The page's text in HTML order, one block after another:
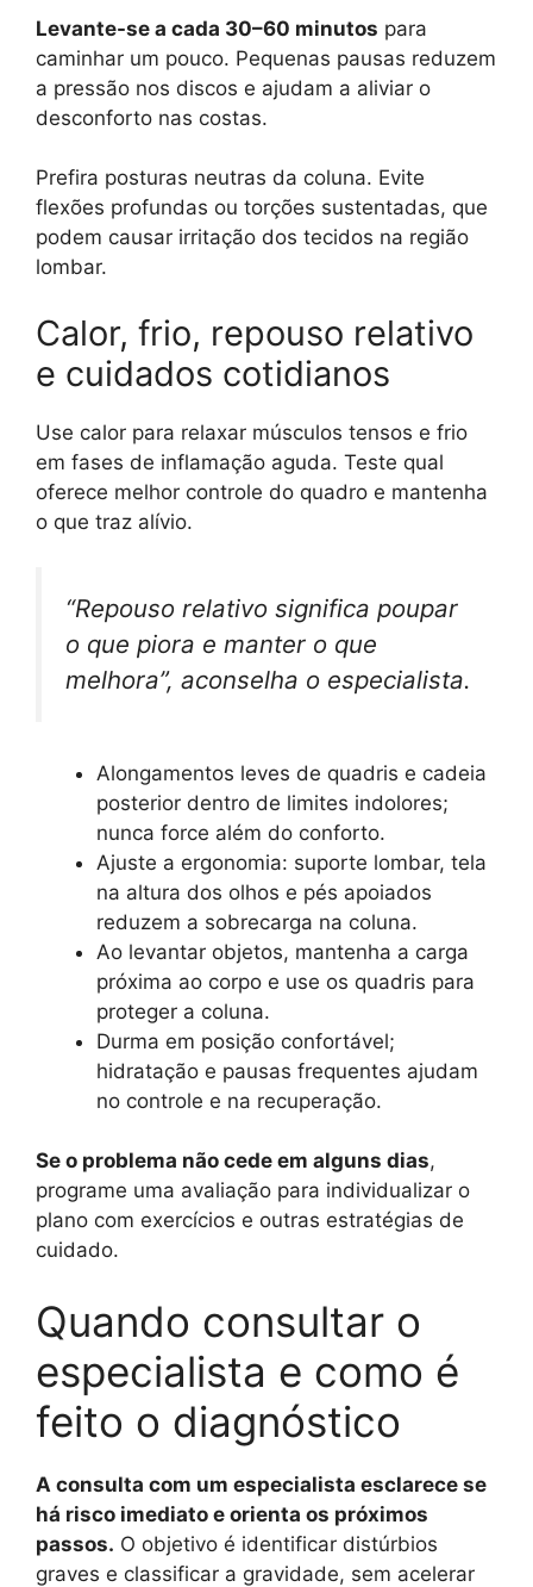
Levante-se a cada 30–60 minutos para
caminhar um pouco. Pequenas pausas reduzem
a pressão nos discos e ajudam a aliviar o
desconforto nas costas.
Prefira posturas neutras da coluna. Evite
flexões profundas ou torções sustentadas, que
podem causar irritação dos tecidos na região
lombar.
Calor, frio, repouso relativo
e cuidados cotidianos
Use calor para relaxar músculos tensos e frio
em fases de inflamação aguda. Teste qual
oferece melhor controle do quadro e mantenha
o que traz alívio.
“Repouso relativo significa poupar
o que piora e manter o que
melhora”, aconselha o especialista.
Alongamentos leves de quadris e cadeia
posterior dentro de limites indolores;
nunca force além do conforto.
Ajuste a ergonomia: suporte lombar, tela
na altura dos olhos e pés apoiados
reduzem a sobrecarga na coluna.
Ao levantar objetos, mantenha a carga
próxima ao corpo e use os quadris para
proteger a coluna.
Durma em posição confortável;
hidratação e pausas frequentes ajudam
no controle e na recuperação.
Se o problema não cede em alguns dias,
programe uma avaliação para individualizar o
plano com exercícios e outras estratégias de
cuidado.
Quando consultar o
especialista e como é
feito o diagnóstico
A consulta com um especialista esclarece se
há risco imediato e orienta os próximos
passos. O objetivo é identificar distúrbios
graves e classificar a gravidade, sem acelerar